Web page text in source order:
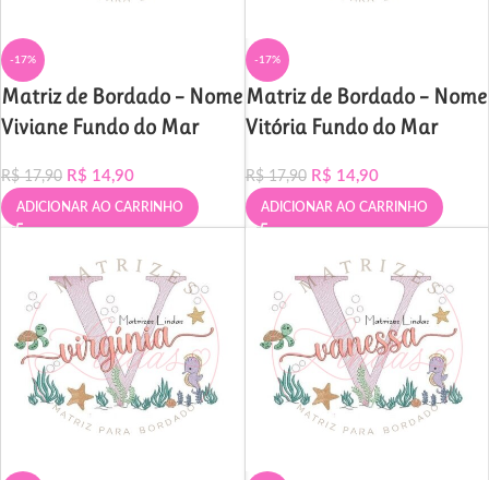
-17%
Matriz de Bordado – Nome
Viviane Fundo do Mar
R$17,90 R$ 14,90
ADICIONAR AO CARRINHO
-17%
Matriz de Bordado – Nome
Vitória Fundo do Mar
R$17,90 R$ 14,90
ADICIONAR AO CARRINHO